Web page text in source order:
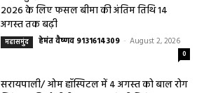
2026 के लिए फसल बीमा की अंतिम तिथि 14
अगस्त तक बढ़ी
महासमुंद हेमंत वैष्णव 9131614309 - August 2, 2026
0
सरायपाली/ ओम हॉस्पिटल में 4 अगस्त को बाल रोग